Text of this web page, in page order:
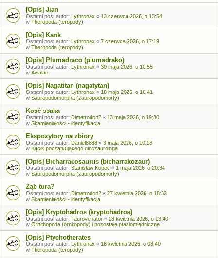
[Opis] Jian
Ostatni post autor: Lythronax « 13 czerwca 2026, o 13:54
w Theropoda (teropody)
[Opis] Kank
Ostatni post autor: Lythronax « 7 czerwca 2026, o 17:19
w Theropoda (teropody)
[Opis] Plumadraco (plumadrako)
Ostatni post autor: Lythronax « 30 maja 2026, o 10:55
w Avialae
[Opis] Nagatitan (nagatytan)
Ostatni post autor: Lythronax « 18 maja 2026, o 16:41
w Sauropodomorpha (zauropodomorfy)
Kość ssaka
Ostatni post autor: Dimetrodon2 « 13 maja 2026, o 19:30
w Skamieniałości - identyfikacja
Ekspozytory na zbiory
Ostatni post autor: Daniel8888 « 3 maja 2026, o 10:18
w Kącik początkującego dinozaurologa
[Opis] Bicharracosaurus (bicharrakozaur)
Ostatni post autor: Stanisław Kopeć « 1 maja 2026, o 20:34
w Sauropodomorpha (zauropodomorfy)
Ząb tura?
Ostatni post autor: Dimetrodon2 « 27 kwietnia 2026, o 18:32
w Skamieniałości - identyfikacja
[Opis] Kryptohadros (kryptohadros)
Ostatni post autor: Taurovenator « 18 kwietnia 2026, o 13:40
w Ornithopoda (ornitopody) i pozostałe ptasiomiedniczne
[Opis] Ptychotherates
Ostatni post autor: Lythronax « 18 kwietnia 2026, o 08:40
w Theropoda (teropody)